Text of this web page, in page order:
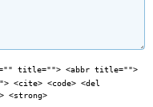
title=""> <abbr title="">
<cite> <code> <del
<strong>